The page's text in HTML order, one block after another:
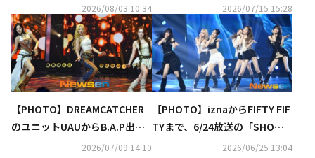
ウォン支援に関心高まる理由と
は
2026/08/03 10:34 「THE SHOW」に出演2026/07/15 15:28
【PHOTO】DREAMCATCHER
のユニットUAUからB.A.P出身
デヒョンまで、7/8放送の「SH
2026/07/09 14:10
【PHOTO】iznaからFIFTY FIF
TYまで、6/24放送の「SHOW C
HAMPION」に出演2026/06/25 13:04